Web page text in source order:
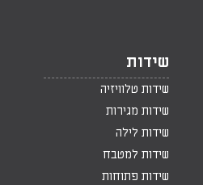
שידות
שידות טלוויזיה
שידות מגירות
שידות לילה
שידות למטבח
שידות פתוחות